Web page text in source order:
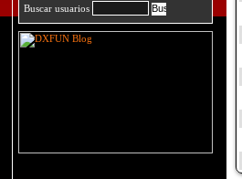
Buscar usuarios